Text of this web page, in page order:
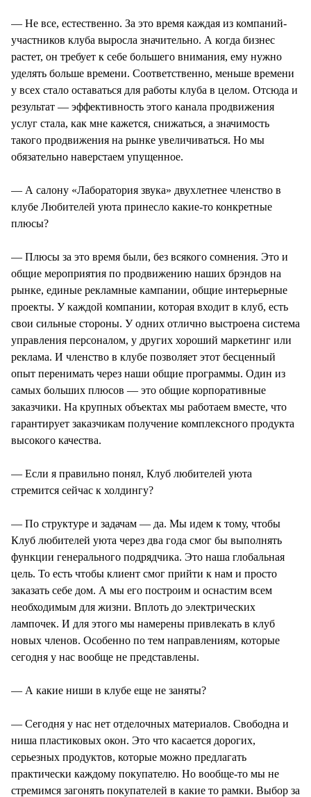
— Не все, естественно. За это время каждая из компаний-
участников клуба выросла значительно. А когда бизнес
растет, он требует к себе большего внимания, ему нужно
уделять больше времени. Соответственно, меньше времени
у всех стало оставаться для работы клуба в целом. Отсюда и
результат — эффективность этого канала продвижения
услуг стала, как мне кажется, снижаться, а значимость
такого продвижения на рынке увеличиваться. Но мы
обязательно наверстаем упущенное.
— А салону «Лаборатория звука» двухлетнее членство в
клубе Любителей уюта принесло какие-то конкретные
плюсы?
— Плюсы за это время были, без всякого сомнения. Это и
общие мероприятия по продвижению наших брэндов на
рынке, единые рекламные кампании, общие интерьерные
проекты. У каждой компании, которая входит в клуб, есть
свои сильные стороны. У одних отлично выстроена система
управления персоналом, у других хороший маркетинг или
реклама. И членство в клубе позволяет этот бесценный
опыт перенимать через наши общие программы. Один из
самых больших плюсов — это общие корпоративные
заказчики. На крупных объектах мы работаем вместе, что
гарантирует заказчикам получение комплексного продукта
высокого качества.
— Если я правильно понял, Клуб любителей уюта
стремится сейчас к холдингу?
— По структуре и задачам — да. Мы идем к тому, чтобы
Клуб любителей уюта через два года смог бы выполнять
функции генерального подрядчика. Это наша глобальная
цель. То есть чтобы клиент смог прийти к нам и просто
заказать себе дом. А мы его построим и оснастим всем
необходимым для жизни. Вплоть до электрических
лампочек. И для этого мы намерены привлекать в клуб
новых членов. Особенно по тем направлениям, которые
сегодня у нас вообще не представлены.
— А какие ниши в клубе еще не заняты?
— Сегодня у нас нет отделочных материалов. Свободна и
ниша пластиковых окон. Это что касается дорогих,
серьезных продуктов, которые можно предлагать
практически каждому покупателю. Но вообще-то мы не
стремимся загонять покупателей в какие то рамки. Выбор за